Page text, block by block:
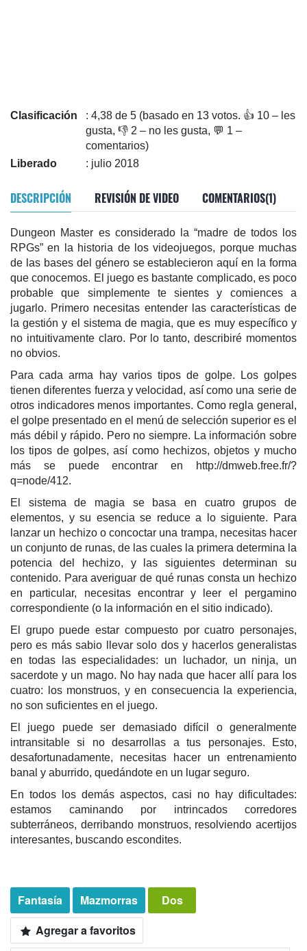
Clasificación
: 4,38 de 5 (basado en 13 votos. 👍 10 – les
gusta, 👎 2 – no les gusta, 💬 1 –
comentarios)
Liberado
: julio 2018
DESCRIPCIÓN REVISIÓN DE VIDEO COMENTARIOS(1)
Dungeon Master es considerado la “madre de todos los
RPGs” en la historia de los videojuegos, porque muchas
de las bases del género se establecieron aquí en la forma
que conocemos. El juego es bastante complicado, es poco
probable que simplemente te sientes y comiences a
jugarlo. Primero necesitas entender las características de
la gestión y el sistema de magia, que es muy específico y
no intuitivamente claro. Por lo tanto, describiré momentos
no obvios.
Para cada arma hay varios tipos de golpe. Los golpes
tienen diferentes fuerza y velocidad, así como una serie de
otros indicadores menos importantes. Como regla general,
el golpe presentado en el menú de selección superior es el
más débil y rápido. Pero no siempre. La información sobre
los tipos de golpes, así como hechizos, objetos y mucho
más se puede encontrar en http://dmweb.free.fr/?
q=node/412.
El sistema de magia se basa en cuatro grupos de
elementos, y su esencia se reduce a lo siguiente. Para
lanzar un hechizo o concoctar una trampa, necesitas hacer
un conjunto de runas, de las cuales la primera determina la
potencia del hechizo, y las siguientes determinan su
contenido. Para averiguar de qué runas consta un hechizo
en particular, necesitas encontrar y leer el pergamino
correspondiente (o la información en el sitio indicado).
El grupo puede estar compuesto por cuatro personajes,
pero es más sabio llevar solo dos y hacerlos generalistas
en todas las especialidades: un luchador, un ninja, un
sacerdote y un mago. No hay nada que hacer allí para los
cuatro: los monstruos, y en consecuencia la experiencia,
no son suficientes en el juego.
El juego puede ser demasiado difícil o generalmente
intransitable si no desarrollas a tus personajes. Esto,
desafortunadamente, necesitas hacer un entrenamiento
banal y aburrido, quedándote en un lugar seguro.
En todos los demás aspectos, casi no hay dificultades:
estamos caminando por intrincados corredores
subterráneos, derribando monstruos, resolviendo acertijos
interesantes, buscando escondites.
Fantasía Mazmorras
Dos
Agregar a favoritos